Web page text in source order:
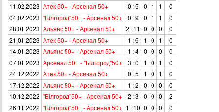
11.02.2023 Атeк 50+ - Арсенал 50+ 0 : 5 0 1 1
0
04.02.2023 "Бiлгород"50+ - Арсенал 50+ 0 : 9 0 1 1
0
28.01.2023 Альянс 50+ - Арсенал 50+ 2 : 11 0 0 0
0
21.01.2023 Атeк 50+ - Арсенал 50+ 1 : 6 1 0 1
0
14.01.2023 Альянс 50+ - Арсенал 50+ 1 : 4 0 0 0
0
07.01.2023 Арсенал 50+ - "Бiлгород"50+ 3 : 0 1 0 1
0
24.12.2022 Атeк 50+ - Арсенал 50+ 0 : 5 1 0 1
0
17.12.2022 Альянс 50+ - Арсенал 50+ 1 : 2 0 0 0
0
10.12.2022 "Бiлгород"50+ - Арсенал 50+ 2 : 3 0 0 0
2
26.11.2022 "Бiлгород"50+ - Арсенал 50+ 1 : 10 0 0 0
0